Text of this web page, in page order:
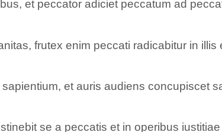
et peccator adiciet peccatum ad
frutex enim peccati radicabitur in illis
et auris audiens concupiscet
se a peccatis et in operibus